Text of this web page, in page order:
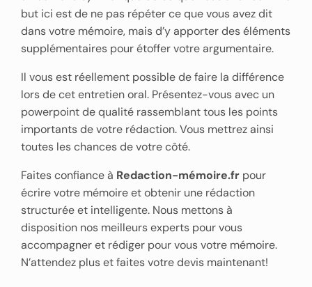
but ici est de ne pas répéter ce que vous avez dit
dans votre mémoire, mais d’y apporter des éléments
supplémentaires pour étoffer votre argumentaire.
Il vous est réellement possible de faire la différence
lors de cet entretien oral. Présentez-vous avec un
powerpoint de qualité rassemblant tous les points
importants de votre rédaction. Vous mettrez ainsi
toutes les chances de votre côté.
Faites confiance à Redaction-mémoire.frpour
écrire votre mémoire et obtenir une rédaction
structurée et intelligente. Nous mettons à
disposition nos meilleurs experts pour vous
accompagner et rédiger pour vous votre mémoire.
N’attendez plus et faites votre devis maintenant!